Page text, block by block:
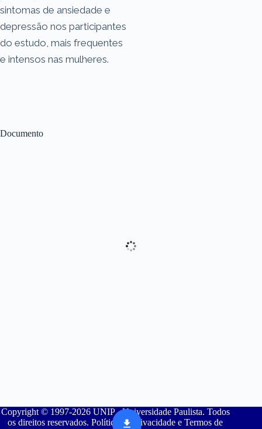
Documento
sintomas de ansiedade e
depressão nos participantes
do estudo, mais frequentes
e intensos nas mulheres.
Copyright © 1997-2026 UNIP - Universidade Paulista. Todos
os direitos reservados. Política de Privacidade e Termos de